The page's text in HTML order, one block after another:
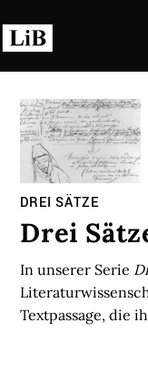
Inhalt
springen
DREI SÄTZE
Drei
In unserer Serie
Textpassage, die